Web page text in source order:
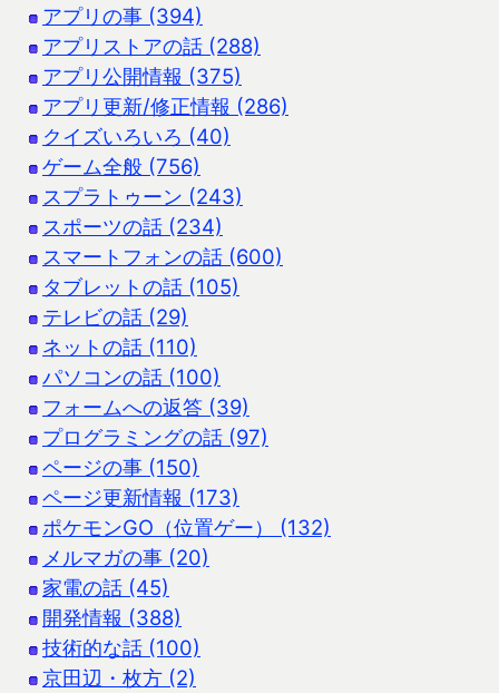
アプリの事 (394)
アプリストアの話 (288)
アプリ公開情報 (375)
アプリ更新/修正情報 (286)
クイズいろいろ (40)
ゲーム全般 (756)
スプラトゥーン (243)
スポーツの話 (234)
スマートフォンの話 (600)
タブレットの話 (105)
テレビの話 (29)
ネットの話 (110)
パソコンの話 (100)
フォームへの返答 (39)
プログラミングの話 (97)
ページの事 (150)
ページ更新情報 (173)
ポケモンGO（位置ゲー） (132)
メルマガの事 (20)
家電の話 (45)
開発情報 (388)
技術的な話 (100)
京田辺・枚方 (2)